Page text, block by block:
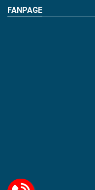
FANPAGE